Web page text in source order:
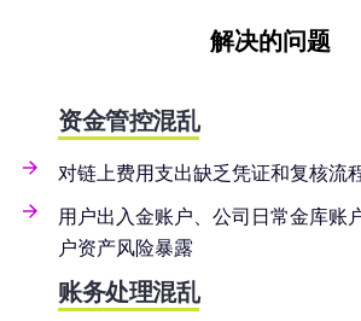
解决的问题
资金管控混乱
对链上费用支出缺乏凭证和复核流
用户出入金账户、公司日常金库账
户资产风险暴露
账务处理混乱